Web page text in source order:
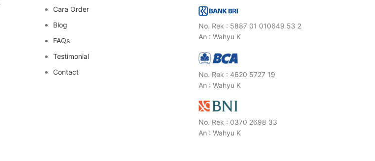
Cara Order
Blog
FAQs
Testimonial
Contact
No. Rek : 5887 01 010649 53 2
An : Wahyu K
No. Rek : 4620 5727 19
An : Wahyu K
No. Rek : 0370 2698 33
An : Wahyu K